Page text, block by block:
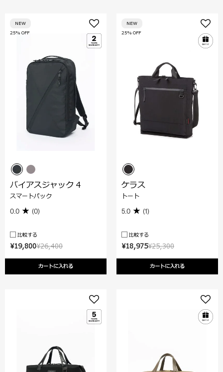
¥26,400
¥19,800
カートに入れる
25% OFF
NEW
バイアスジャック 4
スマートパック
0.0 (0)
比較する
¥25,300
¥18,975
カートに入れる
25% OFF
NEW
ケラス
トート
5.0 (1)
比較する